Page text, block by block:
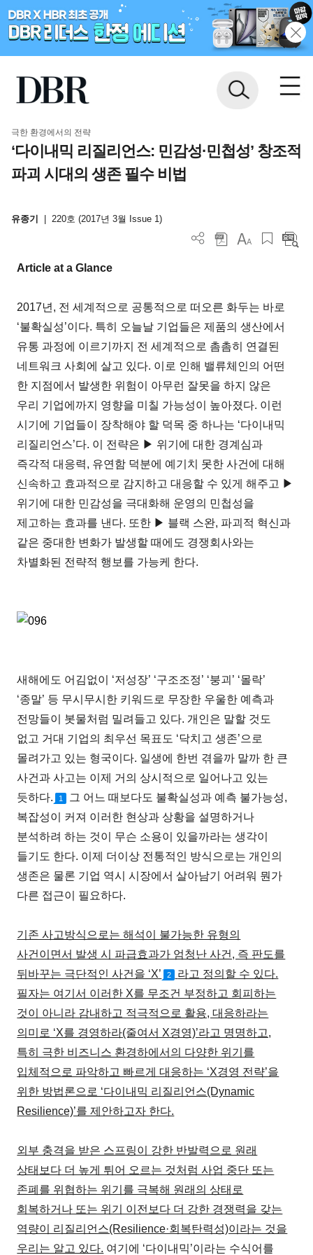
극한 환경에서의 전략
‘다이내믹 리질리언스: 민감성·민첩성’ 창조적
파괴 시대의 생존 필수 비법
유종기 220호 (2017년 3월 Issue 1)
Article at a Glance
2017년, 전 세계적으로 공통적으로 떠오른 화두는 바로
‘불확실성’이다. 특히 오늘날 기업들은 제품의 생산에서
유통 과정에 이르기까지 전 세계적으로 촘촘히 연결된
네트워크 사회에 살고 있다. 이로 인해 밸류체인의 어떤
한 지점에서 발생한 위험이 아무런 잘못을 하지 않은
우리 기업에까지 영향을 미칠 가능성이 높아졌다. 이런
시기에 기업들이 장착해야 할 덕목 중 하나는 ‘다이내믹
리질리언스’다. 이 전략은 ▶ 위기에 대한 경계심과
즉각적 대응력, 유연함 덕분에 예기치 못한 사건에 대해
신속하고 효과적으로 감지하고 대응할 수 있게 해주고 ▶
위기에 대한 민감성을 극대화해 운영의 민첩성을
제고하는 효과를 낸다. 또한 ▶ 블랙 스완, 파괴적 혁신과
같은 중대한 변화가 발생할 때에도 경쟁회사와는
차별화된 전략적 행보를 가능케 한다.
새해에도 어김없이 ‘저성장’ ‘구조조정’ ‘붕괴’ ‘몰락’
‘종말’ 등 무시무시한 키워드로 무장한 우울한 예측과
전망들이 봇물처럼 밀려들고 있다. 개인은 말할 것도
없고 거대 기업의 최우선 목표도 ‘닥치고 생존’으로
몰려가고 있는 형국이다. 일생에 한번 겪을까 말까 한 큰
사건과 사고는 이제 거의 상시적으로 일어나고 있는
듯하다.
1
그 어느 때보다도 불확실성과 예측 불가능성,
복잡성이 커져 이러한 현상과 상황을 설명하거나
분석하려 하는 것이 무슨 소용이 있을까라는 생각이
들기도 한다. 이제 더이상 전통적인 방식으로는 개인의
생존은 물론 기업 역시 시장에서 살아남기 어려워 뭔가
다른 접근이 필요하다.
기존 사고방식으로는 해석이 불가능한 유형의
사건이면서 발생 시 파급효과가 엄청난 사건, 즉 판도를
뒤바꾸는 극단적인 사건을 ‘X’
2
라고 정의할 수 있다.
필자는 여기서 이러한 X를 무조건 부정하고 회피하는
것이 아니라 감내하고 적극적으로 활용, 대응하라는
의미로 ‘X를 경영하라(줄여서 X경영)’라고 명명하고,
특히 극한 비즈니스 환경하에서의 다양한 위기를
입체적으로 파악하고 빠르게 대응하는 ‘X경영 전략’을
위한 방법론으로 ‘다이내믹 리질리언스(Dynamic
Resilience)’를 제안하고자 한다.
외부 충격을 받은 스프링이 강한 반발력으로 원래
상태보다 더 높게 튀어 오르는 것처럼 사업 중단 또는
존폐를 위협하는 위기를 극복해 원래의 상태로
회복하거나 또는 위기 이전보다 더 강한 경쟁력을 갖는
역량이 리질리언스(Resilience·회복탄력성)이라는 것을
우리는 알고 있다. 여기에 ‘다이내믹’이라는 수식어를